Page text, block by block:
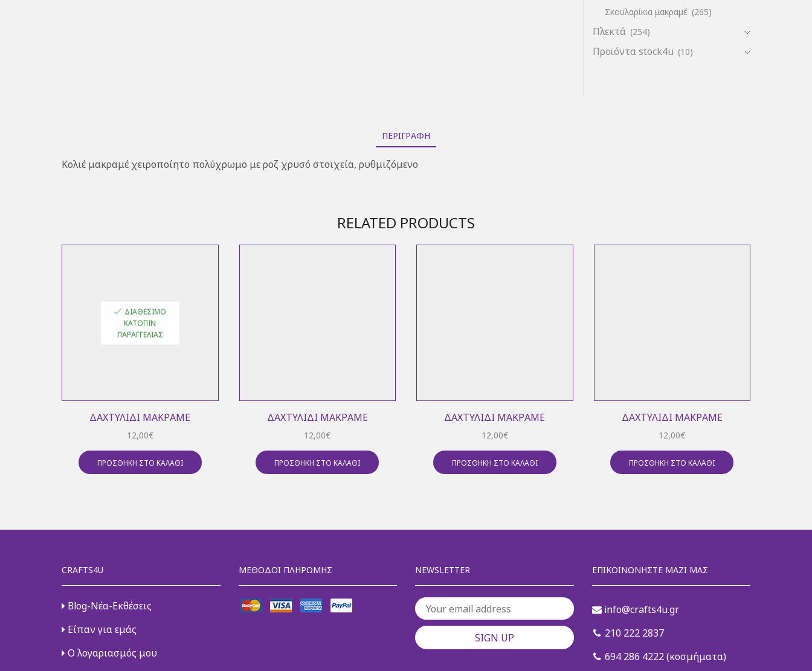
Σκουλαρίκια μακραμέ (265)
Πλεκτά (254)
Προϊόντα stock4u (10)
ΠΕΡΙΓΡΑΦΉ
Κολιέ μακραμέ χειροποίητο πολύχρωμο με ροζ χρυσό στοιχεία, ρυθμιζόμενο
RELATED PRODUCTS
ΔΙΑΘΈΣΙΜΟ
ΚΑΤΌΠΙΝ
ΠΑΡΑΓΓΕΛΊΑΣ
ΔΑΧΤΥΛΊΔΙ ΜΑΚΡΑΜΈ
12,00€
ΠΡΟΣΘΉΚΗ ΣΤΟ ΚΑΛΆΘΙ
ΔΑΧΤΥΛΊΔΙ ΜΑΚΡΑΜΈ
12,00€
ΠΡΟΣΘΉΚΗ ΣΤΟ ΚΑΛΆΘΙ
ΔΑΧΤΥΛΊΔΙ ΜΑΚΡΑΜΈ
12,00€
ΠΡΟΣΘΉΚΗ ΣΤΟ ΚΑΛΆΘΙ
ΔΑΧΤΥΛΊΔΙ ΜΑΚΡΑΜΈ
12,00€
ΠΡΟΣΘΉΚΗ ΣΤΟ ΚΑΛΆΘΙ
CRAFTS4U
Blog-Νέα-Εκθέσεις
Είπαν για εμάς
Ο λογαριασμός μου
ΜΈΘΟΔΟΙ ΠΛΗΡΩΜΉΣ NEWSLETTER ΕΠΙΚΟΙΝΩΝΉΣΤΕ ΜΑΖΊ ΜΑΣ
info@crafts4u.gr
210 222 2837
694 286 4222 (κοσμήματα)